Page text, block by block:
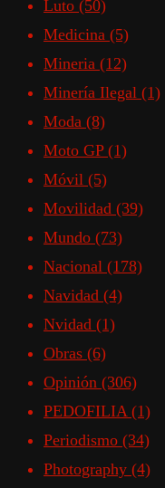
Luto (50)
Medicina (5)
Mineria (12)
Minería Ilegal (1)
Moda (8)
Moto GP (1)
Móvil (5)
Movilidad (39)
Mundo (73)
Nacional (178)
Navidad (4)
Nvidad (1)
Obras (6)
Opinión (306)
PEDOFILIA (1)
Periodismo (34)
Photography (4)